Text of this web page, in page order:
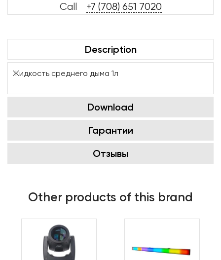
Call +7 (708) 651 7020
Description
Жидкость среднего дыма 1л
Download
Гарантии
Отзывы
Other products of this brand